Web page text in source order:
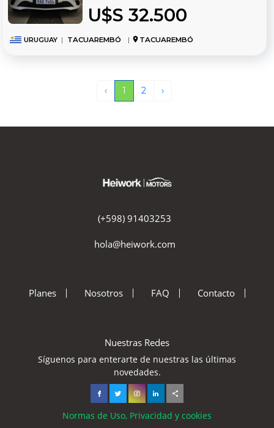
U$S 32.500
URUGUAY | TACUAREMBÓ | TACUAREMBÓ
‹ 1 2 ›
(+598) 91403253
hola@heiwork.com
Planes Nosotros FAQ Contacto
Nuestras Redes
Síguenos para enterarte de nuestras las últimas
novedades.
Normas de Uso, Privacidad y cookies